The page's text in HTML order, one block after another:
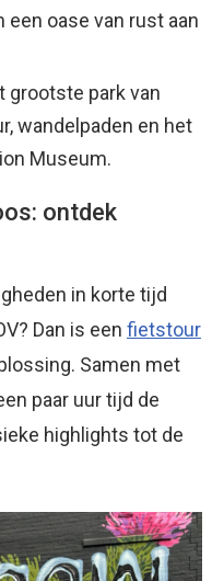
oase van rust aan
grootste park van
wandelpaden en het
Museum.
ontdek
in korte tijd
Dan is een fietstour
Samen met
paar uur tijd de
highlights tot de